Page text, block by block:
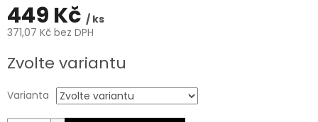
449 Kč / ks
371,07 Kč bez DPH
cena:
Zvolte variantu
Varianta